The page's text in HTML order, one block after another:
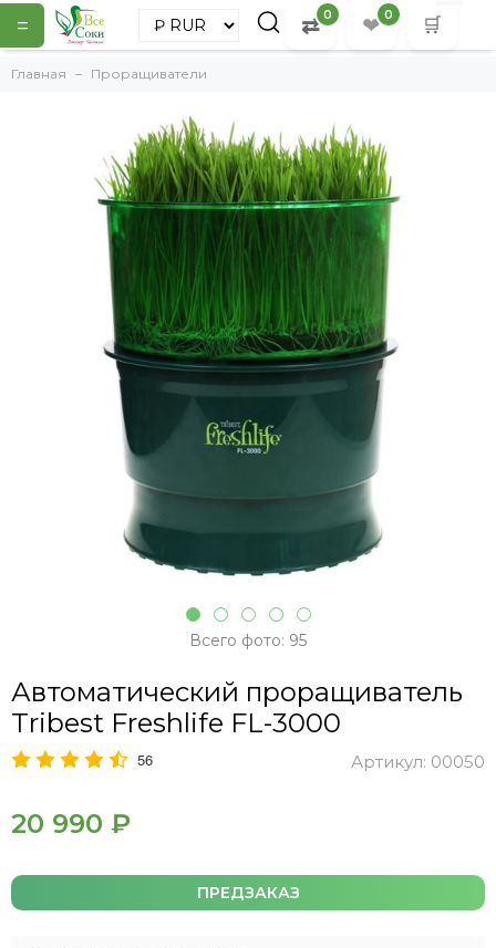
= ⇄ 0 ❤ 0 🛒
Главная Проращиватели
Всего фото: 95
Автоматический проращиватель
Tribest Freshlife FL-3000
56 Артикул: 00050
20 990 ₽
ПРЕДЗАКАЗ